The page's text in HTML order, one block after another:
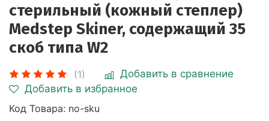
стерильный (кожный степлер)
Medstep Skiner, содержащий 35
скоб типа W2
(1)
Добавить в сравнение
Добавить в избранное
Код Товара: no-sku